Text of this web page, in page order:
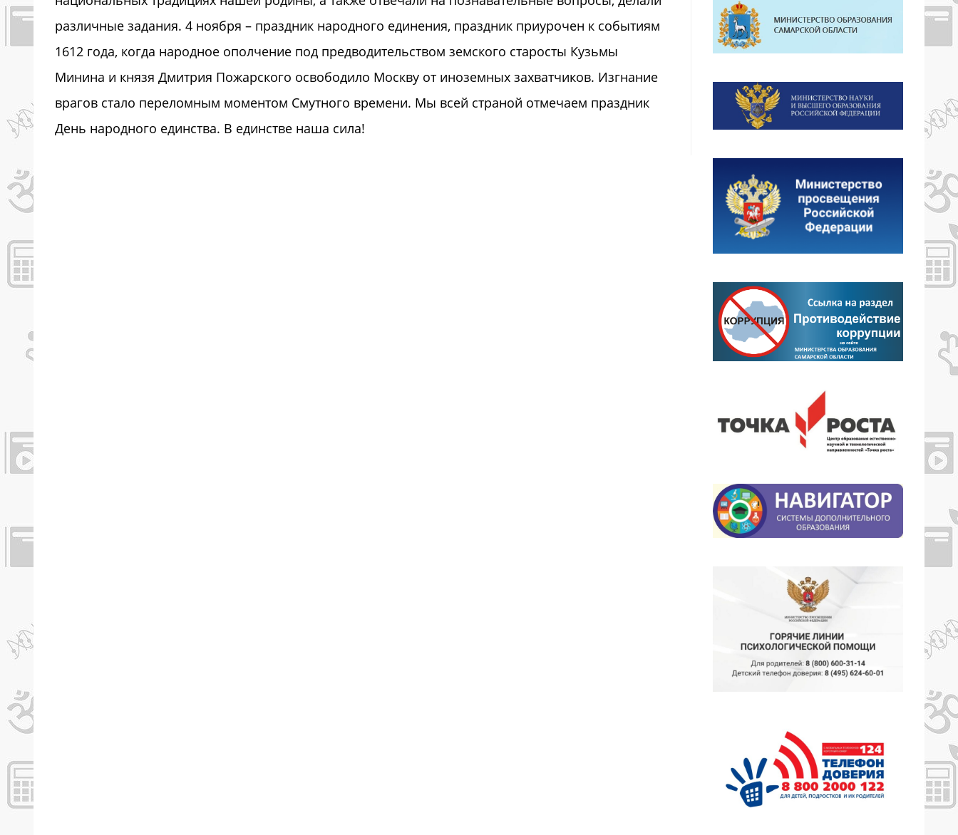
различные задания. 4 ноября – праздник народного единения, праздник приурочен к событиям
1612 года, когда народное ополчение под предводительством земского старосты Кузьмы
Минина и князя Дмитрия Пожарского освободило Москву от иноземных захватчиков. Изгнание
врагов стало переломным моментом Смутного времени. Мы всей страной отмечаем праздник
День народного единства. В единстве наша сила!